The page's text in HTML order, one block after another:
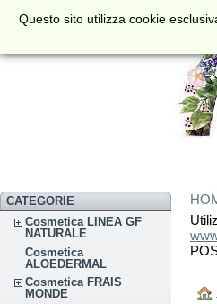
CATEGORIE
Cosmetica LINEA GF
NATURALE
Cosmetica
ALOEDERMAL
Cosmetica FRAIS
MONDE
Questo sito utilizza cookie